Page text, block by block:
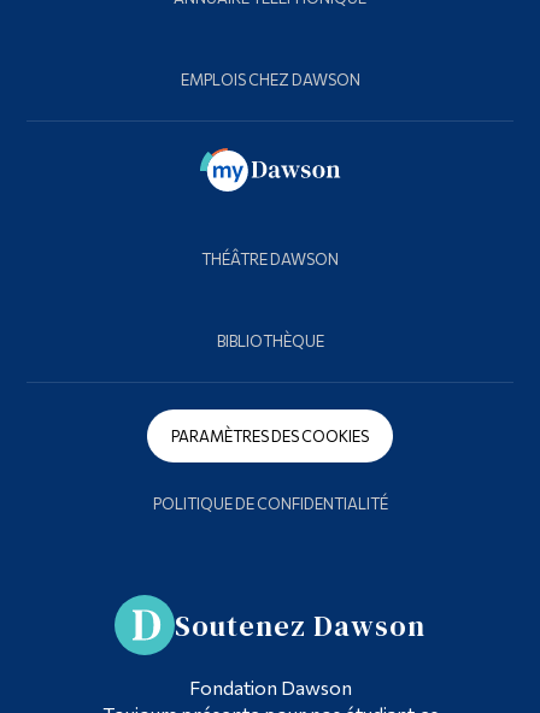
EMPLOIS CHEZ DAWSON
THÉÂTRE DAWSON
BIBLIOTHÈQUE
PARAMÈTRES DES COOKIES
POLITIQUE DE CONFIDENTIALITÉ
Soutenez Dawson
Fondation Dawson